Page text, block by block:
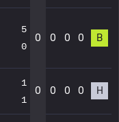
5
0
0 0 0 0 В
1
1
0 0 0 0 Н